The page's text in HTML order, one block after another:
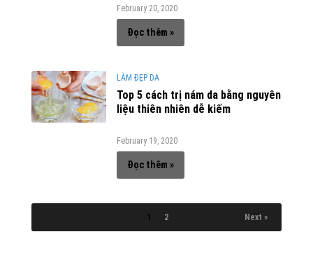
February 20, 2020
Đọc thêm »
LÀM ĐẸP DA
Top 5 cách trị nám da bằng nguyên
liệu thiên nhiên dễ kiếm
February 19, 2020
Đọc thêm »
1 2 Next »